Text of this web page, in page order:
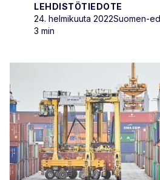
LEHDISTÖTIEDOTE
24. helmikuuta 2022Suomen-
3 min